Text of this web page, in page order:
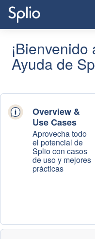
Ayuda de
Overview &
Use Cases
Aprovecha todo
el potencial de
Splio con casos
de uso y mejores
prácticas